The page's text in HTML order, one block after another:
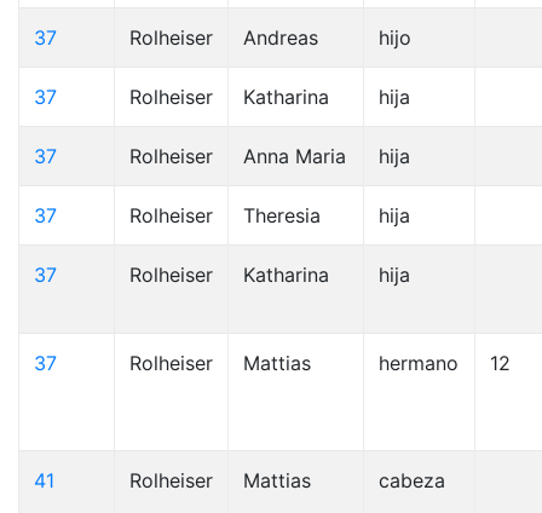
37 Rolheiser Andreas hijo
37 Rolheiser Katharina hija
37 Rolheiser Anna Maria hija
37 Rolheiser Theresia hija
37 Rolheiser Katharina hija
37 Rolheiser Mattias hermano 12
41 Rolheiser Mattias cabeza